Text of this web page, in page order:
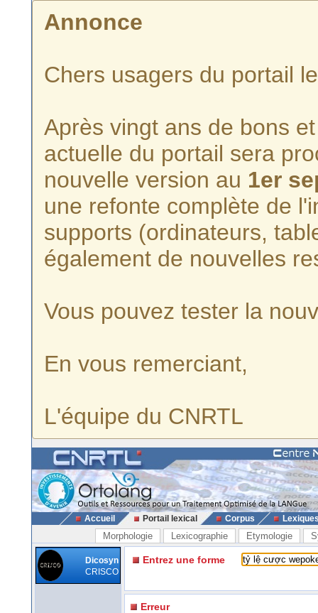
Annonce
Chers usagers du portail
Après vingt ans de bons
actuelle du portail sera
nouvelle version au 1er
une refonte complète de
supports (ordinateurs,
également de nouvelles
Vous pouvez tester la
En vous remerciant,
L'équipe du CNRTL
Accueil Portail lexical Corpus
Morphologie Lexicographie Etymologie
Dicosyn
CRISCO
Entrez une forme
Erreur